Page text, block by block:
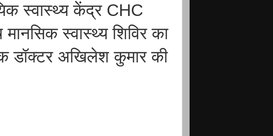
स्वास्थ्य केंद्र CHC
स्वास्थ्य शिविर का
डॉक्टर अखिलेश कुमार की